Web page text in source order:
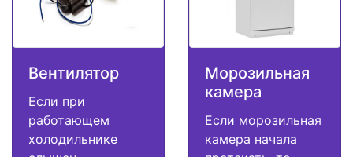
Вентилятор
Если при
работающем
холодильнике
Морозильная
камера
Если морозильная
камера начала